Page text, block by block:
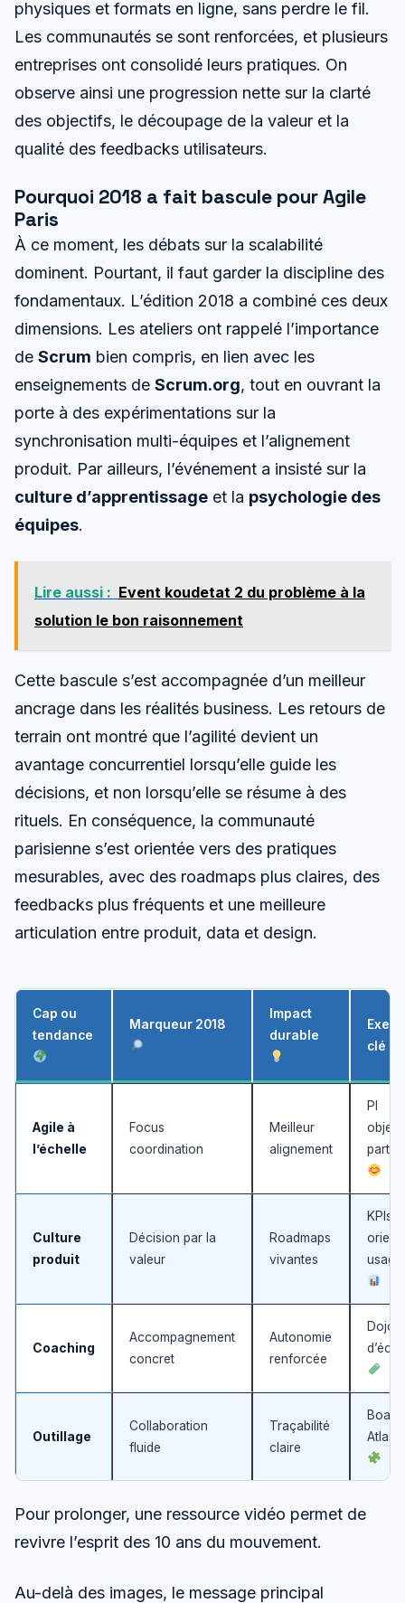
physiques et formats en ligne, sans perdre le fil.
Les communautés se sont renforcées, et plusieurs
entreprises ont consolidé leurs pratiques. On
observe ainsi une progression nette sur la clarté
des objectifs, le découpage de la valeur et la
qualité des feedbacks utilisateurs.
Pourquoi 2018 a fait bascule pour Agile
Paris
À ce moment, les débats sur la scalabilité
dominent. Pourtant, il faut garder la discipline des
fondamentaux. L’édition 2018 a combiné ces deux
dimensions. Les ateliers ont rappelé l’importance
de Scrum bien compris, en lien avec les
enseignements de Scrum.org, tout en ouvrant la
porte à des expérimentations sur la
synchronisation multi-équipes et l’alignement
produit. Par ailleurs, l’événement a insisté sur la
culture d’apprentissage et la psychologie des
équipes.
Lire aussi : Event koudetat 2 du problème à la
solution le bon raisonnement
Cette bascule s’est accompagnée d’un meilleur
ancrage dans les réalités business. Les retours de
terrain ont montré que l’agilité devient un
avantage concurrentiel lorsqu’elle guide les
décisions, et non lorsqu’elle se résume à des
rituels. En conséquence, la communauté
parisienne s’est orientée vers des pratiques
mesurables, avec des roadmaps plus claires, des
feedbacks plus fréquents et une meilleure
articulation entre produit, data et design.
Cap ou
tendance
Marqueur 2018
Impact
durable
clé
Agile à
l’échelle
Focus
coordination
Meilleur
alignement
PI
Culture
produit
Décision par la
valeur
Roadmaps
vivantes
KPIs
usage
Coaching
Accompagnement
concret
Autonomie
renforcée
Dojo
Outillage
Collaboration
fluide
Traçabilité
claire
Pour prolonger, une ressource vidéo permet de
revivre l’esprit des 10 ans du mouvement.
Au-delà des images, le message principal